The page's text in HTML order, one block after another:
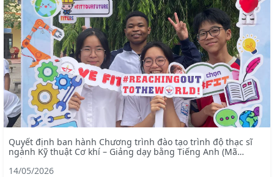
Quyết định ban hành Chương trình đào tạo trình độ thạc sĩ
ngành Kỹ thuật Cơ khí – Giảng dạy bằng Tiếng Anh (Mã
ngành: 8520103)
14/05/2026